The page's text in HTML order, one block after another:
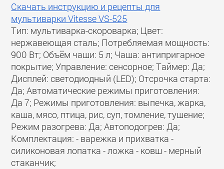
Скачать инструкцию и рецепты для
мультиварки Vitesse VS-525
Тип: мультиварка-скороварка; Цвет:
нержавеющая сталь; Потребляемая мощность:
900 Вт; Объём чаши: 5 л; Чаша: антипригарное
покрытие; Управление: сенсорное; Таймер: Да;
Дисплей: светодиодный (LED); Отсрочка старта:
Да; Автоматические режимы приготовления:
Да 7; Режимы приготовления: выпечка, жарка,
каша, мясо, птица, рис, суп, томление, тушение;
Режим разогрева: Да; Автоподогрев: Да;
Комплектация: - варежка и прихватка -
силиконовая лопатка - ложка - ковш - мерный
стаканчик;